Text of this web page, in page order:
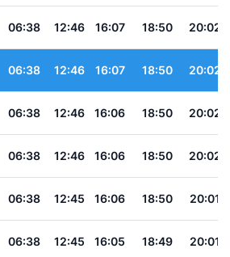
06:38 12:46 16:07 18:50 20:02
06:38 12:46 16:07 18:50 20:02
06:38 12:46 16:06 18:50 20:02
06:38 12:46 16:06 18:50 20:02
06:38 12:45 16:06 18:50 20:01
06:38 12:45 16:05 18:49 20:01